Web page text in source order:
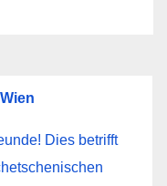
Dies betrifft